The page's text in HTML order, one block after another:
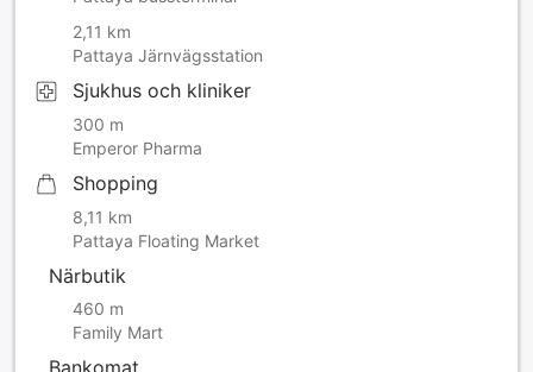
2,11 km
Pattaya Järnvägsstation
Sjukhus och kliniker
300 m
Emperor Pharma
Shopping
8,11 km
Pattaya Floating Market
Närbutik
460 m
Family Mart